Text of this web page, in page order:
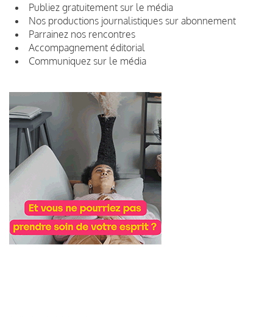
Publiez gratuitement sur le média
Nos productions journalistiques sur abonnement
Parrainez nos rencontres
Accompagnement éditorial
Communiquez sur le média